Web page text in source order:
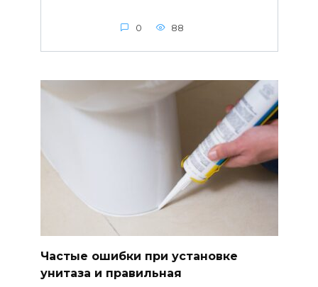
0 88
Частые ошибки при установке
унитаза и правильная